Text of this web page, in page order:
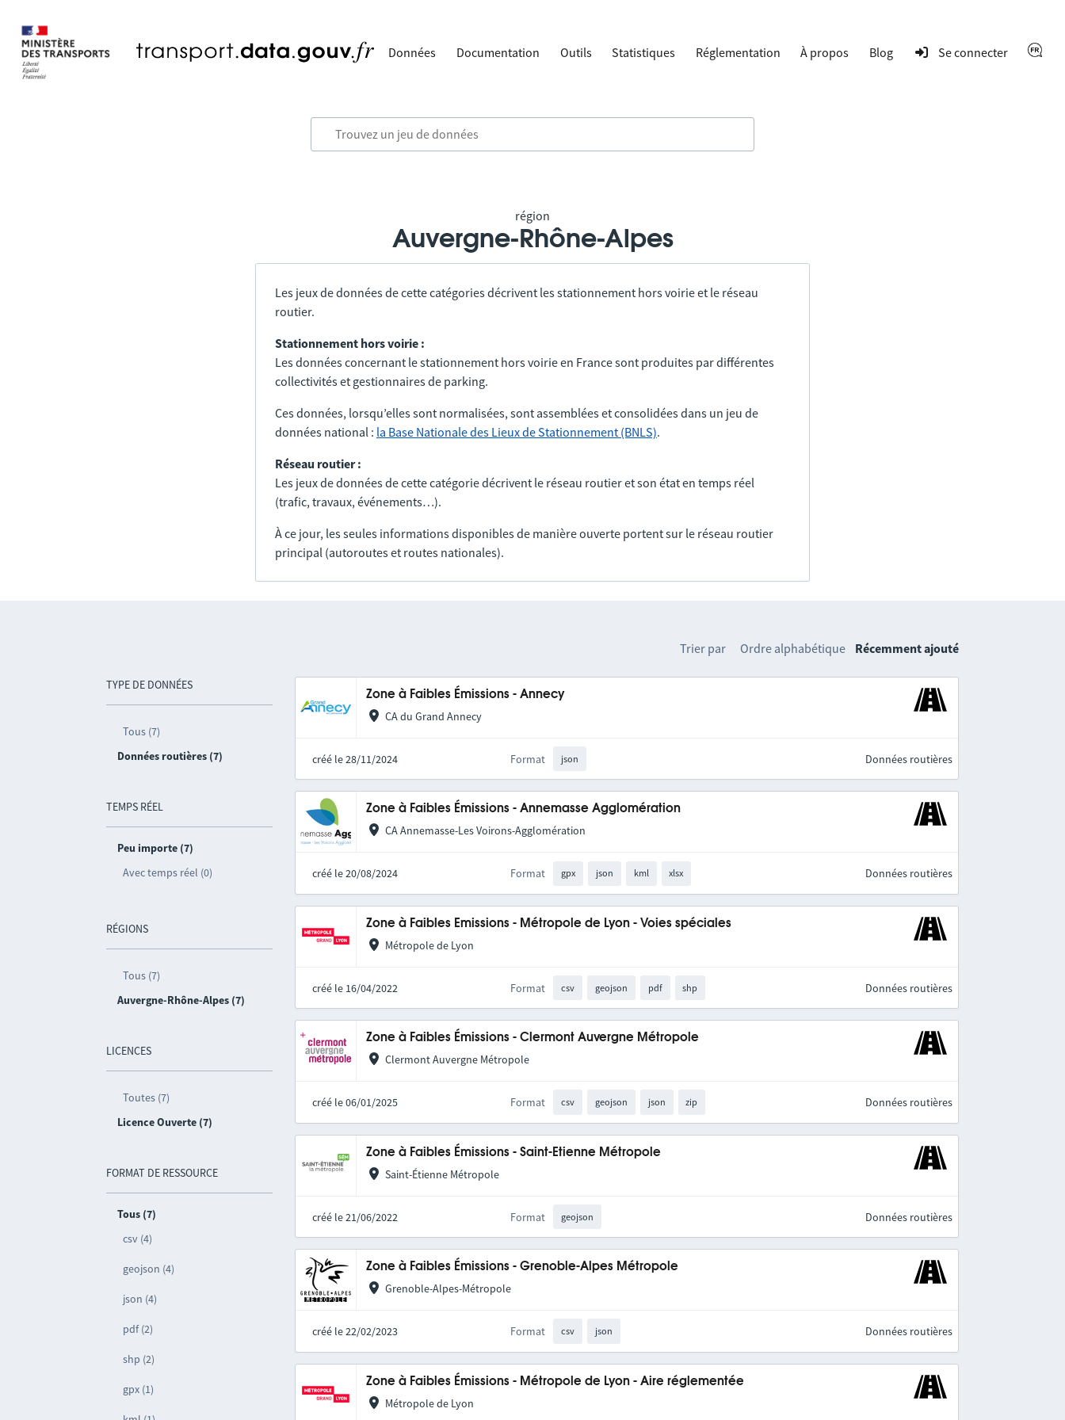
Données Documentation Outils Statistiques Réglementation À propos Blog Se connecter
région
Auvergne-Rhône-Alpes
Les jeux de données de cette catégories décrivent les stationnement hors voirie et le réseau
routier.
Stationnement hors voirie :
Les données concernant le stationnement hors voirie en France sont produites par différentes
collectivités et gestionnaires de parking.
Ces données, lorsqu’elles sont normalisées, sont assemblées et consolidées dans un jeu de
données national : la Base Nationale des Lieux de Stationnement (BNLS).
Réseau routier :
Les jeux de données de cette catégorie décrivent le réseau routier et son état en temps réel
(trafic, travaux, événements…).
À ce jour, les seules informations disponibles de manière ouverte portent sur le réseau routier
principal (autoroutes et routes nationales).
TYPE DE DONNÉES
Tous (7)
Données routières (7)
TEMPS RÉEL
Peu importe (7)
Avec temps réel (0)
RÉGIONS
Tous (7)
Auvergne-Rhône-Alpes (7)
LICENCES
Toutes (7)
Licence Ouverte (7)
FORMAT DE RESSOURCE
Tous (7)
csv (4)
geojson (4)
json (4)
pdf (2)
shp (2)
gpx (1)
Trier par Ordre alphabétique Récemment ajouté
Zone à Faibles Émissions - Annecy
CA du Grand Annecy
créé le 28/11/2024 Format json Données routières
Zone à Faibles Émissions - Annemasse Agglomération
CA Annemasse-Les Voirons-Agglomération
créé le 20/08/2024 Format gpx json kml xlsx Données routières
Zone à Faibles Emissions - Métropole de Lyon - Voies spéciales
Métropole de Lyon
créé le 16/04/2022 Format csv geojson pdf shp Données routières
Zone à Faibles Émissions - Clermont Auvergne Métropole
Clermont Auvergne Métropole
créé le 06/01/2025 Format csv geojson json zip Données routières
Zone à Faibles Émissions - Saint-Etienne Métropole
Saint-Étienne Métropole
créé le 21/06/2022 Format geojson Données routières
Zone à Faibles Émissions - Grenoble-Alpes Métropole
Grenoble-Alpes-Métropole
créé le 22/02/2023 Format csv json Données routières
Zone à Faibles Émissions - Métropole de Lyon - Aire réglementée
Métropole de Lyon